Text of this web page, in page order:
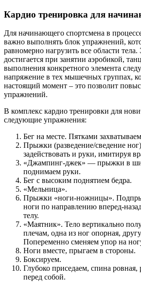
Кардио тренировка для
Для начинающего спортсмена в
важно выполнять блок упражнений,
равномерно нагрузить все области
достигается при занятии аэробикой,
выполнения конкретного элемента
напряжение в тех мышечных группах,
настоящий момент – это позволит
упражнений.
В комплекс кардио тренировки для
следующие упражнения:
Бег на месте. Пятками
Прыжки (разведение/сведение
задействовать и руки, имитируя
«Джампинг-джек» — прыжки в
поднимаем руки.
Бег с высоким поднятием бедра.
«Мельница».
Прыжки «ноги-ножницы».
ноги по направлению вперед-
телу.
«Маятник». Тело вертикально
плечам, одна из ног опорная,
Попеременно сменяем упор на
Ноги вместе, прыгаем в стороны.
Боксируем.
Глубоко приседаем, спина
перед собой.